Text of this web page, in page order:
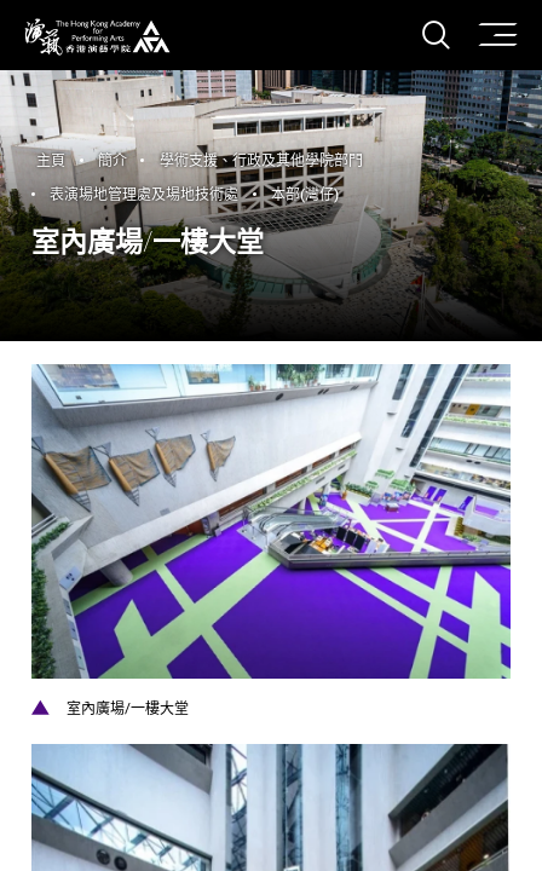
香港演藝學院
打開
主頁 簡介
學術支援、行政及其他學院部門
表演場地管理處及場地技術處
本部(灣仔)
室內廣場/一樓大堂
室內廣場/一樓大堂